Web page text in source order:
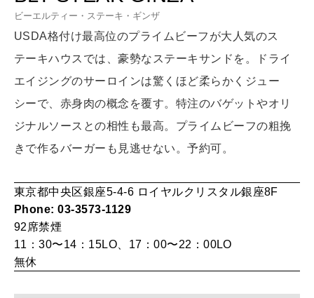
算命学がわかる今月のあなた
LEARN
知る、考える
MAMA
ママもいろいろ
SUSTAINABLE
わたしができること
CULTURE
ビーエルティー・ステーキ・ギンザ
USDA格付け最高位のプライムビーフが大人気のス
テーキハウスでは、豪勢なステーキサンドを。ドライ
エイジングのサーロインは驚くほど柔らかくジュー
シーで、赤身肉の概念を覆す。特注のバゲットやオリ
ジナルソースとの相性も最高。プライムビーフの粗挽
きで作るバーガーも見逃せない。予約可。
東京都中央区銀座5-4-6 ロイヤルクリスタル銀座8F
Phone: 03-3573-1129
92席禁煙
11：30〜14：15LO、17：00〜22：00LO
無休